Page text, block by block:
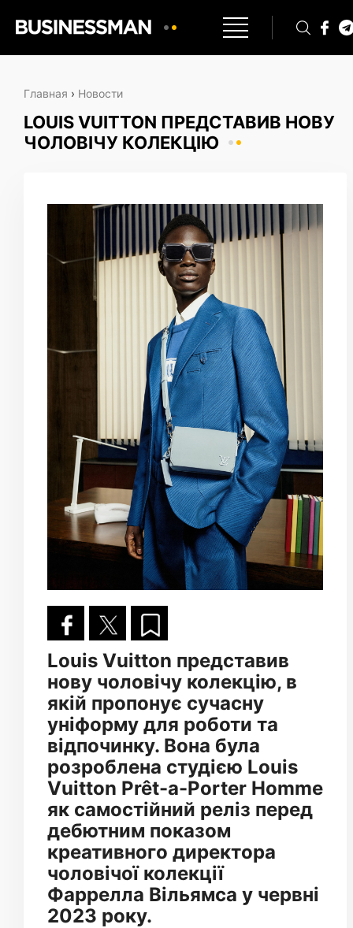
Главная › Новости
LOUIS VUITTON ПРЕДСТАВИВ НОВУ
ЧОЛОВІЧУ КОЛЕКЦІЮ
Louis Vuitton представив
нову чоловічу колекцію, в
якій пропонує сучасну
уніформу для роботи та
відпочинку. Вона була
розроблена студією Louis
Vuitton Prêt-a-Porter Homme
як самостійний реліз перед
дебютним показом
креативного директора
чоловічої колекції
Фаррелла Вільямса у червні
2023 року.